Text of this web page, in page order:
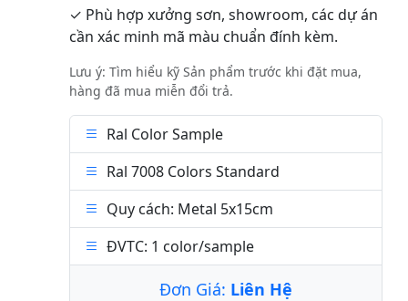
✓ Phù hợp xưởng sơn, showroom, các dự án
cần xác minh mã màu chuẩn đính kèm.
Lưu ý: Tìm hiểu kỹ Sản phẩm trước khi đặt mua,
hàng đã mua miễn đổi trả.
Ral Color Sample
Ral 7008 Colors Standard
Quy cách: Metal 5x15cm
ĐVTC: 1 color/sample
Đơn Giá: Liên Hệ